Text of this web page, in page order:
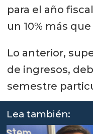
para el año
un 10% más
Lo anterior,
de ingresos,
semestre
Lea también: